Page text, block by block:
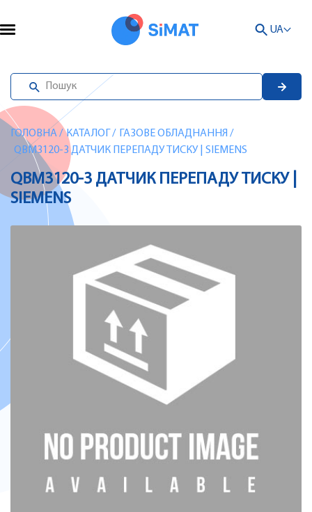
UA
ГОЛОВНА/ КАТАЛОГ / ГАЗОВЕ ОБЛАДНАННЯ /
QBM3120-3 ДАТЧИК ПЕРЕПАДУ ТИСКУ | SIEMENS
QBM3120-3 ДАТЧИК ПЕРЕПАДУ ТИСКУ |
SIEMENS